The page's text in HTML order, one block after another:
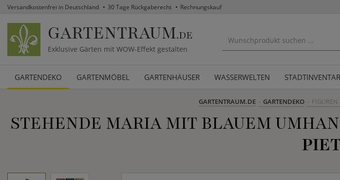
Versandkostenfrei in Deutschland 30 Tage Rückgaberecht Rechnungskauf
GARTENTRAUM.DE
Exklusive Gärten mit WOW-Effekt gestalten
GARTENDEKO GARTENMÖBEL GARTENHÄUSER WASSERWELTEN STADTINVENTAR
GARTENTRAUM.DE GARTENDEKO FIGUREN
STEHENDE MARIA MIT BLAUEM